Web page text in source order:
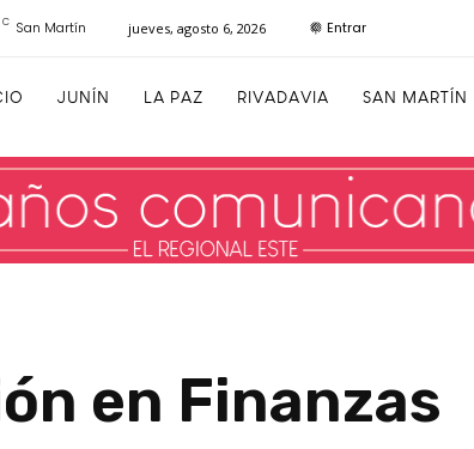
C San Martín jueves, agosto 6, 2026 Entrar
JUNÍN LA PAZ RIVADAVIA SAN MARTÍN
en Finanzas